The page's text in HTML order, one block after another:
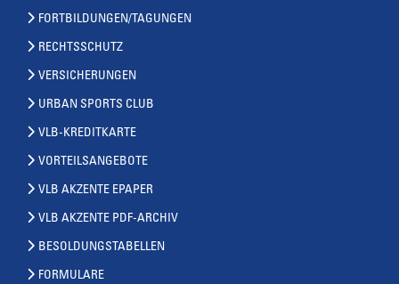
FORTBILDUNGEN/TAGUNGEN
RECHTSSCHUTZ
VERSICHERUNGEN
URBAN SPORTS CLUB
VLB-KREDITKARTE
VORTEILSANGEBOTE
VLB AKZENTE EPAPER
VLB AKZENTE PDF-ARCHIV
BESOLDUNGSTABELLEN
FORMULARE